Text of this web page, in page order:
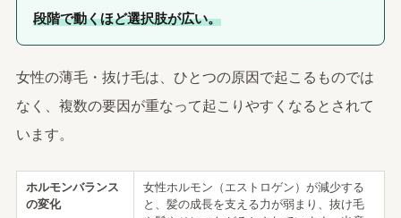
段階で動くほど選択肢が広い。
女性の薄毛・抜け毛は、ひとつの原因で起こるものでは
なく、複数の要因が重なって起こりやすくなるとされて
います。
ホルモンバランス
の変化
女性ホルモン（エストロゲン）が減少する
と、髪の成長を支える力が弱まり、抜け毛